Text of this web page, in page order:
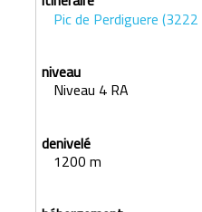
Pic de Perdiguere
Niveau 4 RA
1200 m